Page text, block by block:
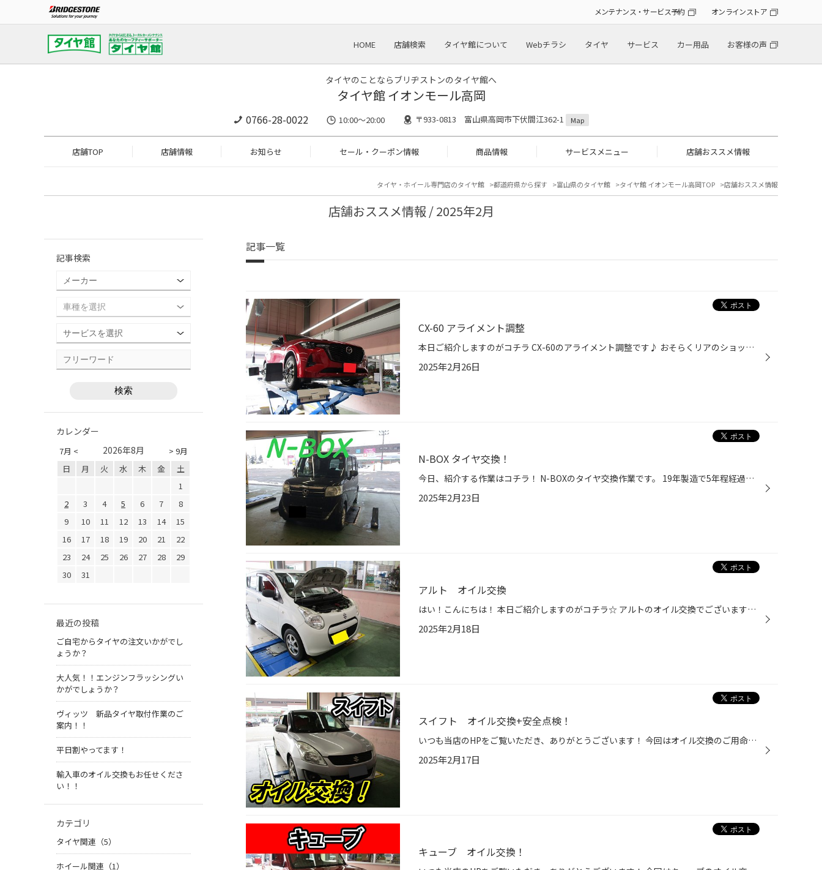
メンテナンス・サービス予約 オンラインストア
HOME 店舗検索 タイヤ館について Webチラシ タイヤ サービス カー用品 お客様の声
タイヤのことならブリヂストンのタイヤ館へ
タイヤ館 イオンモール高岡
0766-28-0022 10:00～20:00 〒933-0813 富山県高岡市下伏間江362-1 Map
店舗TOP 店舗情報 お知らせ セール・クーポン情報 商品情報 サービスメニュー 店舗おススメ情報
タイヤ・ホイール専門店のタイヤ館 都道府県から探す 富山県のタイヤ館 タイヤ館 イオンモール高岡TOP 店舗おススメ情報
店舗おススメ情報 / 2025年2月
記事一覧
CX-60 アライメント調整
本日ご紹介しますのがコチラ CX-60のアライメント調整です♪ おそらくリアのショックを変えたので・・・ といったところでしょうか？ アライメント調整、是非当店にお任せください！！ 本日も閲覧ありがとうございました！ バイバイ(^^)/ ＊Instagram＊ 当店のInstagramもぜひご覧ください！ HPとは...
2025年2月26日
N-BOX タイヤ交換！
今日、紹介する作業はコチラ！ N-BOXのタイヤ交換作業です。 19年製造で5年程経過しています。 タイヤのミゾも少なくなっていたため、 交換となりました！ 交換するタイヤがコチラ！ ブリザック VRX３になります。 お車に装着するとこんなかんじです。 N-BOXさん タイヤご購入ありがとうございまし...
2025年2月23日
アルト オイル交換
はい！こんにちは！ 本日ご紹介しますのがコチラ☆ アルトのオイル交換でございます♪ では早速作業していくぅ！！ まず古いオイルを抜いていきます。 しっかり抜いたら・・・ ドレンボルトを規定の力で締めます。 んでもって オイル、注入！！ その後はエンジンかけて・・・ オイルの量をチェック♪ ...
2025年2月18日
スイフト オイル交換+安全点検！
いつも当店のHPをご覧いただき、ありがとうございます！ 今回はオイル交換のご用命をいただきました！ 今の時期は比較的、予約枠が空いていますのですぐ作業できますよ☆ 今回はオイルとエレメントの交換です！ 古いオイルを抜いていきます。 一緒にエレメントも交換します！ 最後に新しいエンジンオ...
2025年2月17日
キューブ オイル交換！
記事検索
カレンダー
7月 < > 9月
2026年8月
日 月 火 水 木 金
土
1
2
3 4 5 6 7
8
9
10 11 12 13 14
15
16
17 18 19 20 21
22
23
24 25 26 27 28
29
30
31
最近の投稿
ご自宅からタイヤの注文いかがでし
ょうか？
大人気！！エンジンフラッシングい
かがでしょうか？
ヴィッツ 新品タイヤ取付作業のご
案内！！
平日割やってます！
輸入車のオイル交換もお任せくださ
い！！
カテゴリ
タイヤ関連（5）
ホイール関連（1）